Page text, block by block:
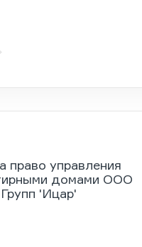
право управления
домами ООО
'Ицар'